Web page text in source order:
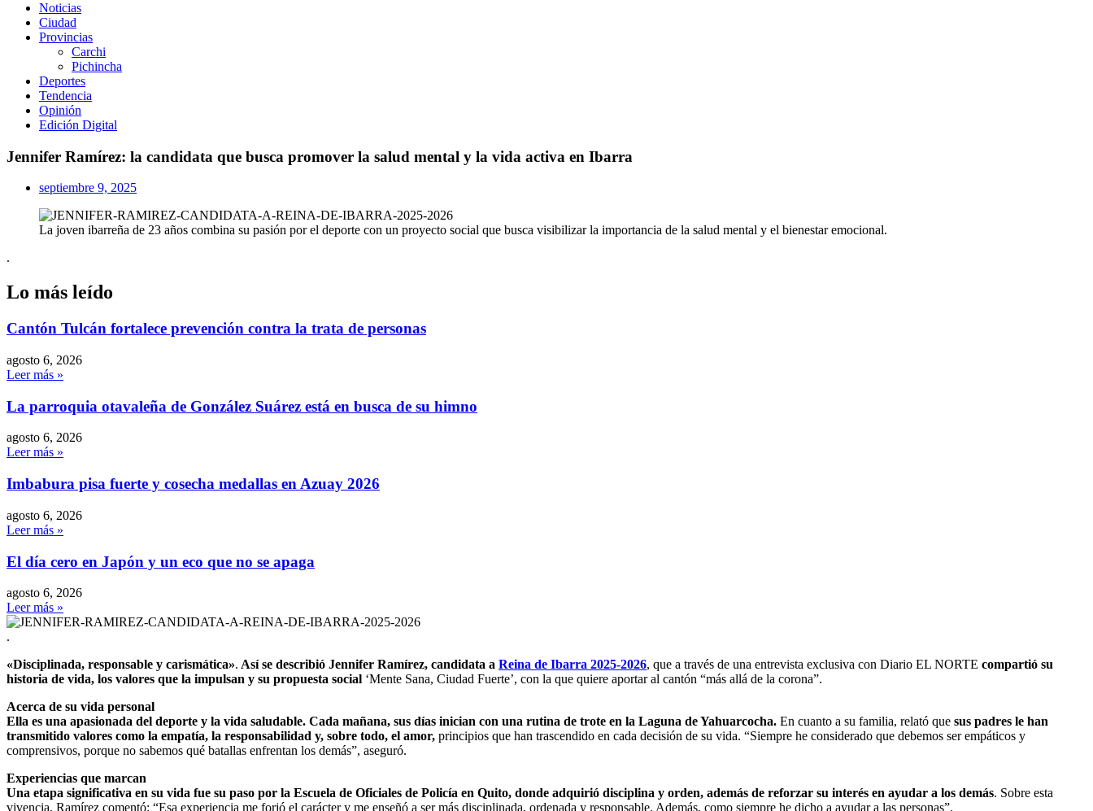
Noticias
Ciudad
Provincias
Carchi
Pichincha
Deportes
Tendencia
Opinión
Edición Digital
Jennifer Ramírez: la candidata que busca promover la salud mental y la vida activa en Ibarra
septiembre 9, 2025
La joven ibarreña de 23 años combina su pasión por el deporte con un proyecto social que busca visibilizar la importancia de la salud mental y el bienestar emocional.
.
Lo más leído
Cantón Tulcán fortalece prevención contra la trata de personas
agosto 6, 2026
Leer más »
La parroquia otavaleña de González Suárez está en busca de su himno
agosto 6, 2026
Leer más »
Imbabura pisa fuerte y cosecha medallas en Azuay 2026
agosto 6, 2026
Leer más »
El día cero en Japón y un eco que no se apaga
agosto 6, 2026
Leer más »
.
«Disciplinada, responsable y carismática». Así se describió Jennifer Ramírez, candidata a Reina de Ibarra 2025-2026, que a través de una entrevista exclusiva con Diario EL NORTE compartió su
historia de vida, los valores que la impulsan y su propuesta social ‘Mente Sana, Ciudad Fuerte’, con la que quiere aportar al cantón “más allá de la corona”.
Acerca de su vida personal
Ella es una apasionada del deporte y la vida saludable. Cada mañana, sus días inician con una rutina de trote en la Laguna de Yahuarcocha. En cuanto a su familia, relató que sus padres le han
transmitido valores como la empatía, la responsabilidad y, sobre todo, el amor, principios que han trascendido en cada decisión de su vida. “Siempre he considerado que debemos ser empáticos y
comprensivos, porque no sabemos qué batallas enfrentan los demás”, aseguró.
Experiencias que marcan
Una etapa significativa en su vida fue su paso por la Escuela de Oficiales de Policía en Quito, donde adquirió disciplina y orden, además de reforzar su interés en ayudar a los demás. Sobre esta
vivencia, Ramírez comentó: “Esa experiencia me forjó el carácter y me enseñó a ser más disciplinada, ordenada y responsable. Además, como siempre he dicho a ayudar a las personas”.